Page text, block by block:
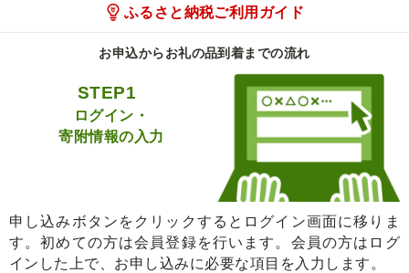
ふるさと納税ご利用ガイド
お申込からお礼の品到着までの流れ
STEP1
ログイン・
寄附情報の入力
申し込みボタンをクリックするとログイン画面に移りま
す。初めての方は会員登録を行います。会員の方はログ
インした上で、お申し込みに必要な項目を入力します。